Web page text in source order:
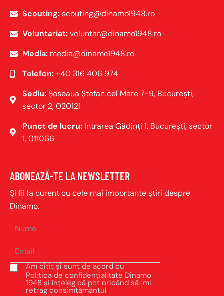
Scouting:scouting@dinamo1948.ro
Voluntariat:voluntar@dinamo1948.ro
Media: media@dinamo1948.ro
Telefon:+40 316 406 974
Sediu:Șoseaua Ștefan cel Mare 7-9, Bucureşti,
sector 2, 020121
Punct de lucru: Intrarea Gădinți 1, Bucureşti, sector
1, 011066
ABONEAZĂ-TE LA NEWSLETTER
Și fii la curent cu cele mai importante știri despre
Dinamo.
Am citit și sunt de acord cu
Politica de confidențialitate Dinamo
1948 și înțeleg că pot oricând să-mi
retrag consimțământul